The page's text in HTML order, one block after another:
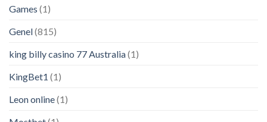
Games (1)
Genel(815)
king billy casino 77 Australia(1)
KingBet1 (1)
Leon online(1)